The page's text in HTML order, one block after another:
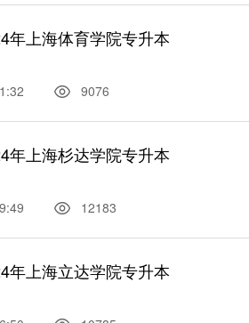
年上海体育学院专升本
9076
年上海杉达学院专升本
12183
年上海立达学院专升本